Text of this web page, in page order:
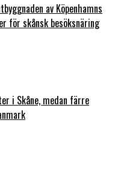
av Köpenhamns
för skånsk besöksnäring
i Skåne, medan färre